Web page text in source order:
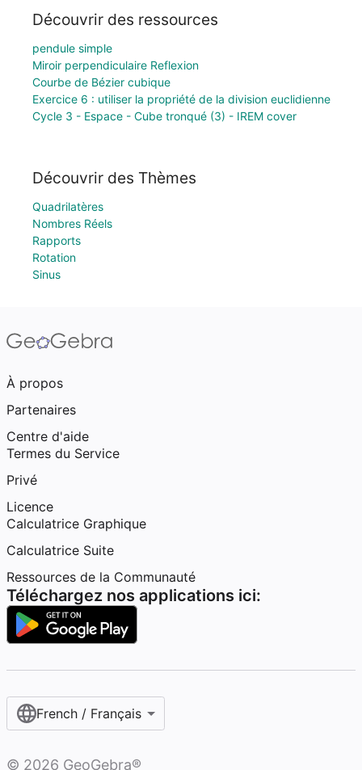
Découvrir des ressources
pendule simple
Miroir perpendiculaire Reflexion
Courbe de Bézier cubique
Exercice 6 : utiliser la propriété de la division euclidienne
Cycle 3 - Espace - Cube tronqué (3) - IREM cover
Découvrir des Thèmes
Quadrilatères
Nombres Réels
Rapports
Rotation
Sinus
À propos
Partenaires
Centre d'aide
Termes du Service
Privé
Licence
Calculatrice Graphique
Calculatrice Suite
Ressources de la Communauté
Téléchargez nos applications ici:
French / Français‎
© 2026 GeoGebra®